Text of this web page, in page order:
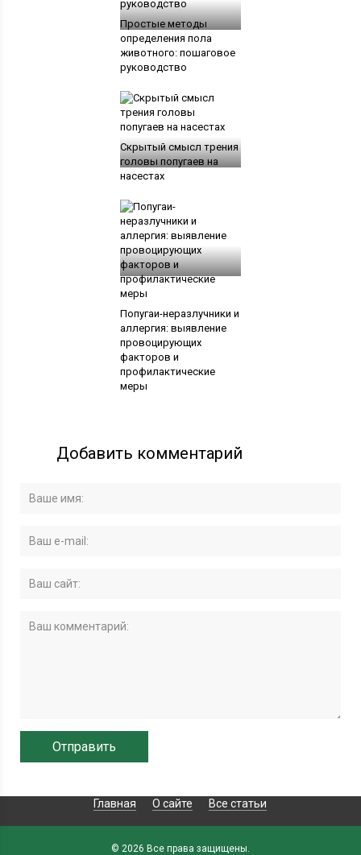
Простые методы
определения пола
животного: пошаговое
руководство
Скрытый смысл трения
головы попугаев на
насестах
Попугаи-неразлучники и
аллергия: выявление
провоцирующих
факторов и
профилактические
меры
Добавить комментарий
Главная О сайте Все статьи
© 2026 Все права защищены.